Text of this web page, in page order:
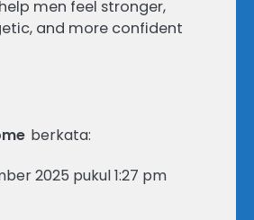
men feel stronger,
and more confident
berkata:
2025 pukul 1:27 pm